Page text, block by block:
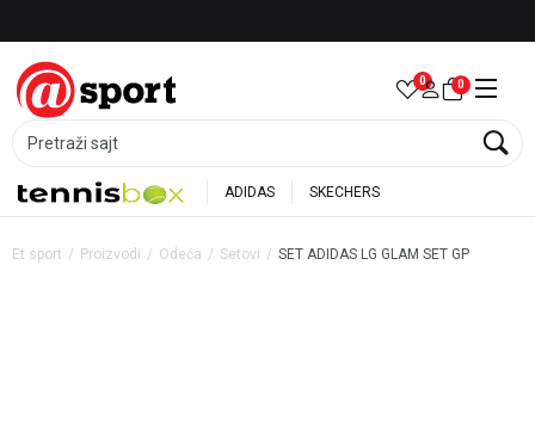
Pretraži sajt
0 0
ADIDAS SKECHERS
Et sport Proizvodi Odeća Setovi SET ADIDAS LG GLAM SET GP